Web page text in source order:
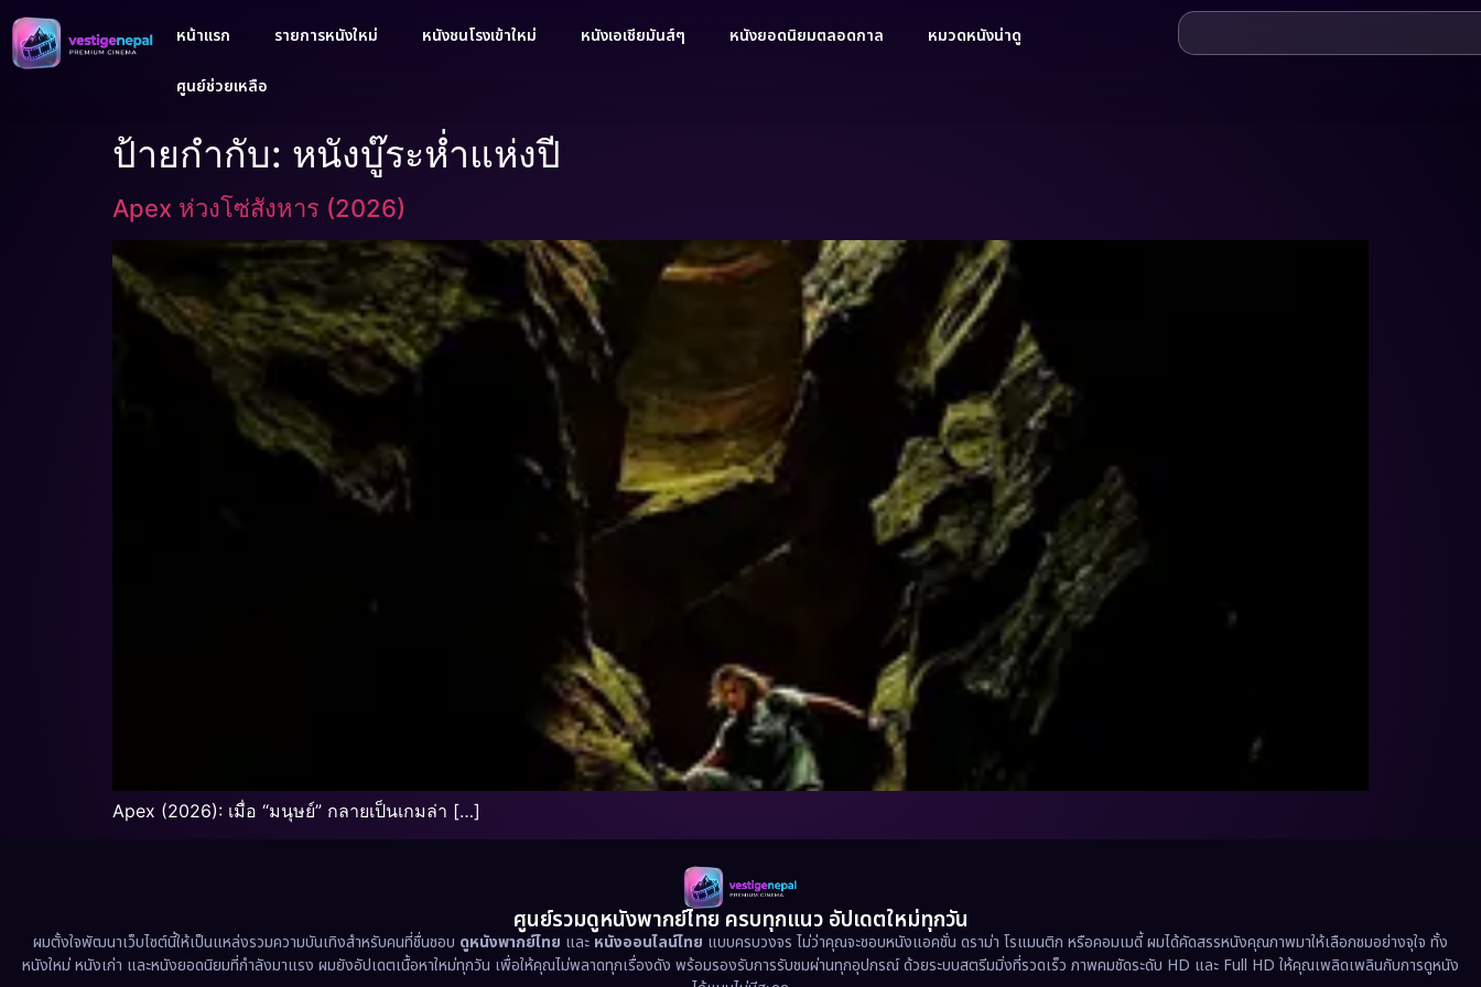
หน้าแรก รายการหนังใหม่ หนังชนโรงเข้าใหม่ หนังเอเชียมันส์ๆ หนังยอดนิยมตลอดกาล หมวดหนังน่าดู
ศูนย์ช่วยเหลือ
ป้ายกำกับ: หนังบู๊ระห่ำแห่งปี
Apex ห่วงโซ่สังหาร (2026)
Apex (2026): เมื่อ “มนุษย์” กลายเป็นเกมล่า […]
ศูนย์รวมดูหนังพากย์ไทย ครบทุกแนว อัปเดตใหม่ทุกวัน
ผมตั้งใจพัฒนาเว็บไซต์นี้ให้เป็นแหล่งรวมความบันเทิงสำหรับคนที่ชื่นชอบ ดูหนังพากย์ไทย และ หนังออนไลน์ไทย แบบครบวงจร ไม่ว่าคุณจะชอบหนังแอคชั่น ดราม่า โรแมนติก หรือคอมเมดี้ ผมได้คัดสรรหนังคุณภาพมาให้เลือกชมอย่างจุใจ ทั้ง
หนังใหม่ หนังเก่า และหนังยอดนิยมที่กำลังมาแรง ผมยังอัปเดตเนื้อหาใหม่ทุกวัน เพื่อให้คุณไม่พลาดทุกเรื่องดัง พร้อมรองรับการรับชมผ่านทุกอุปกรณ์ ด้วยระบบสตรีมมิ่งที่รวดเร็ว ภาพคมชัดระดับ HD และ Full HD ให้คุณเพลิดเพลินกับการดูหนัง